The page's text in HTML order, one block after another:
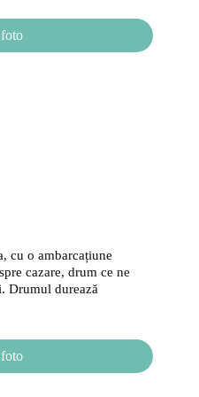
cu o ambarcațiune
cazare, drum ce ne
Drumul durează